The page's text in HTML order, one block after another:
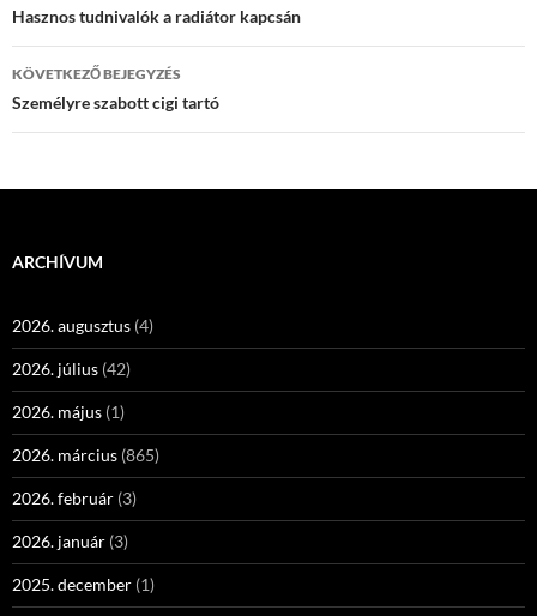
navigáció
Hasznos tudnivalók a radiátor kapcsán
KÖVETKEZŐ BEJEGYZÉS
Személyre szabott cigi tartó
ARCHÍVUM
2026. augusztus (4)
2026. július (42)
2026. május (1)
2026. március (865)
2026. február (3)
2026. január (3)
2025. december (1)